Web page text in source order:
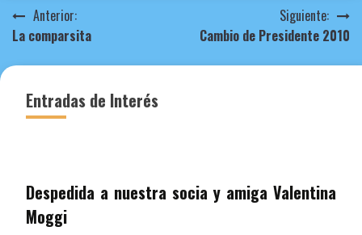
Navegación
de
Anterior:
La comparsita
Siguiente:
Cambio de Presidente 2010
Entradas de Interés
Despedida a nuestra socia y amiga Valentina
Moggi